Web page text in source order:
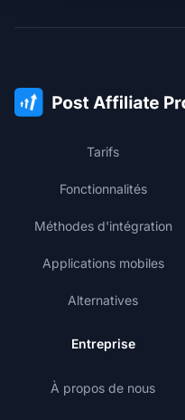
Tarifs
Fonctionnalités
Méthodes d'intégration
Applications mobiles
Alternatives
Entreprise
À propos de nous